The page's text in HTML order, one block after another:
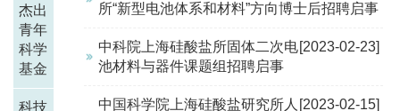
杰出
青年
科学
基金
科技
所“新型电池体系和材料”方向博士后招聘启事
[2023-02-23]
中科院上海硅酸盐所固体二次电
池材料与器件课题组招聘启事
[2023-02-15]
中国科学院上海硅酸盐研究所人